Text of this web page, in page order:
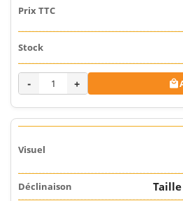
- + 
Taille